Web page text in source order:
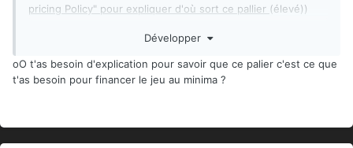
pricing Policy" pour expliquer d'où sort ce pallier (élevé))
Développer
oO t'as besoin d'explication pour savoir que ce palier c'est ce que
t'as besoin pour financer le jeu au minima ?